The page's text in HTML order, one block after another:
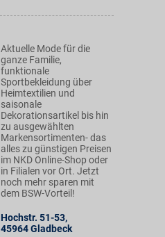
Aktuelle Mode für die
ganze Familie,
funktionale
Sportbekleidung über
Heimtextilien und
saisonale
Dekorationsartikel bis hin
zu ausgewählten
Markensortimenten- das
alles zu günstigen Preisen
im NKD Online-Shop oder
in Filialen vor Ort. Jetzt
noch mehr sparen mit
dem BSW-Vorteil!
Hochstr. 51-53,
45964Gladbeck